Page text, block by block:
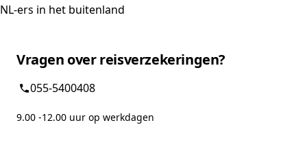
NL-ers in het buitenland
Vragen over reisverzekeringen?
055-5400408
9.00 -12.00 uur op werkdagen